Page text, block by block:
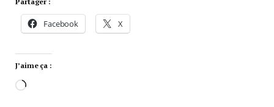
Facebook X
J’aime ça :